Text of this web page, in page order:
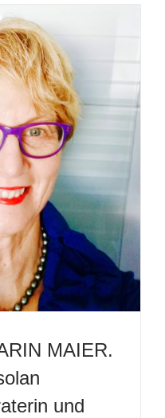
MAIER.
und